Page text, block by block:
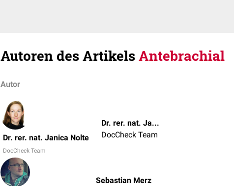
Autoren des ArtikelsAntebrachial
Autor
Dr. rer. nat. Janica Nolte
DocCheck Team
Dr. rer. nat. Janica Nolte
DocCheck Team
Sebastian Merz